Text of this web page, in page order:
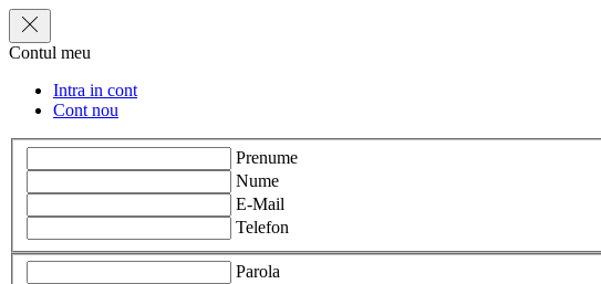
Contul meu
Intra in cont
Cont nou
Prenume
Nume
E-Mail
Telefon
Parola